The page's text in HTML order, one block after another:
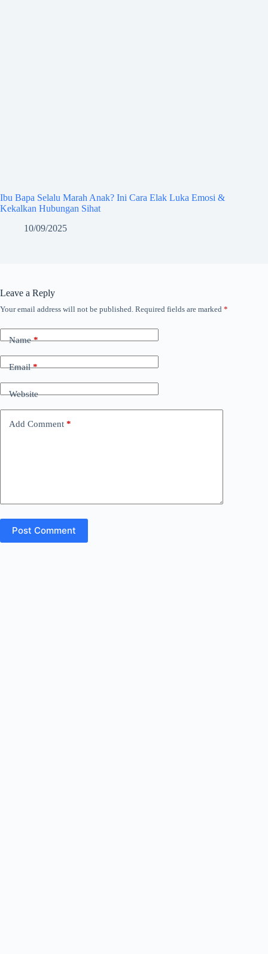
Ibu Bapa Selalu Marah Anak? Ini Cara Elak Luka Emosi &
Kekalkan Hubungan Sihat
10/09/2025
Leave a Reply
Your email address will not be published. Required fields are marked *
Name*
Email*
Website
Add Comment *
Post Comment